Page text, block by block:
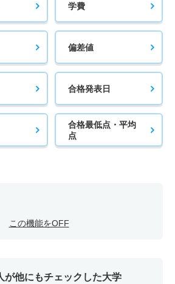
学費
偏差値
合格発表日
合格最低点・平均
点
この機能をOFF
が他にもチェックした大学